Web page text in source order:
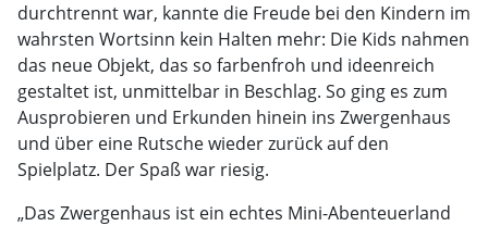
durchtrennt war, kannte die Freude bei den Kindern im
wahrsten Wortsinn kein Halten mehr: Die Kids nahmen
das neue Objekt, das so farbenfroh und ideenreich
gestaltet ist, unmittelbar in Beschlag. So ging es zum
Ausprobieren und Erkunden hinein ins Zwergenhaus
und über eine Rutsche wieder zurück auf den
Spielplatz. Der Spaß war riesig.
„Das Zwergenhaus ist ein echtes Mini-Abenteuerland